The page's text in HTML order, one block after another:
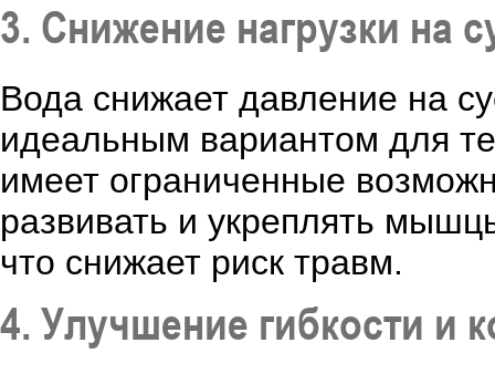
3. Снижение нагрузки на
Вода снижает давление на
идеальным вариантом для
имеет ограниченные
развивать и укреплять
что снижает риск травм.
4. Улучшение гибкости и